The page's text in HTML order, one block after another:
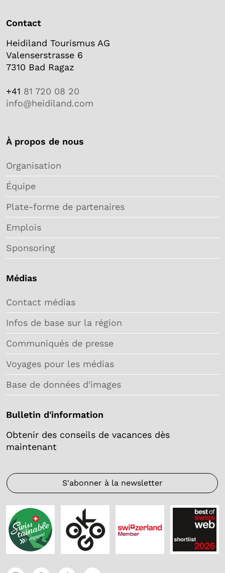
Contact
Heidiland Tourismus AG
Valenserstrasse 6
7310 Bad Ragaz
+41 81 720 08 20
info@heidiland.com
À propos de nous
Organisation
Équipe
Plate-forme de partenaires
Emplois
Sponsoring
Médias
Contact médias
Infos de base sur la région
Communiqués de presse
Voyages pour les médias
Base de données d'images
Bulletin d'information
Obtenir des conseils de vacances dès
maintenant
S'abonner à la newsletter